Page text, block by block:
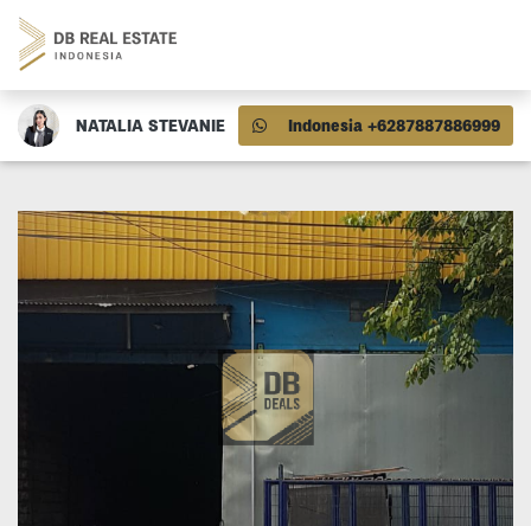
NATALIA STEVANIE Indonesia +6287887886999